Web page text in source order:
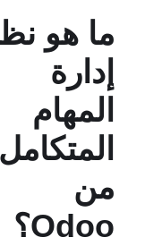
ما هو
إدارة
المهام
المتكامل
من
Odoo؟